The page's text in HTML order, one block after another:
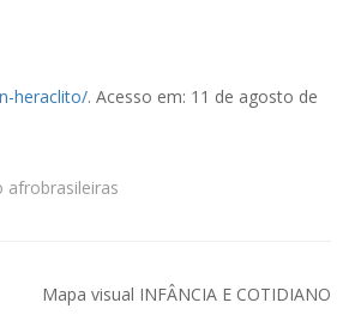
heraclito/. Acesso em: 11 de agosto de
afrobrasileiras
Mapa visual INFÂNCIA E COTIDIANO